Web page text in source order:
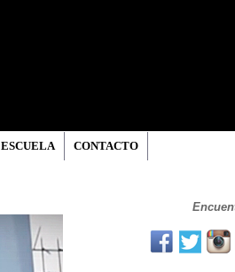
ESCUELA CONTACTO